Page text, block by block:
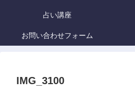
占い講座
お問い合わせフォーム
IMG_3100